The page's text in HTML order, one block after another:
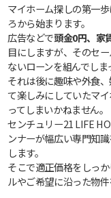
マイホーム探しの第一
ろから始まります。
広告などで頭金0円、家
目にしますが、そのセ
ないローンを組んでしま
それは後に趣味や外食
て楽しみにしていたマ
ってしまいかねません。
センチュリー21 LIFE
ンナーが幅広い専門知
します。
そこで適正価格をしっ
ルやご希望に沿った物